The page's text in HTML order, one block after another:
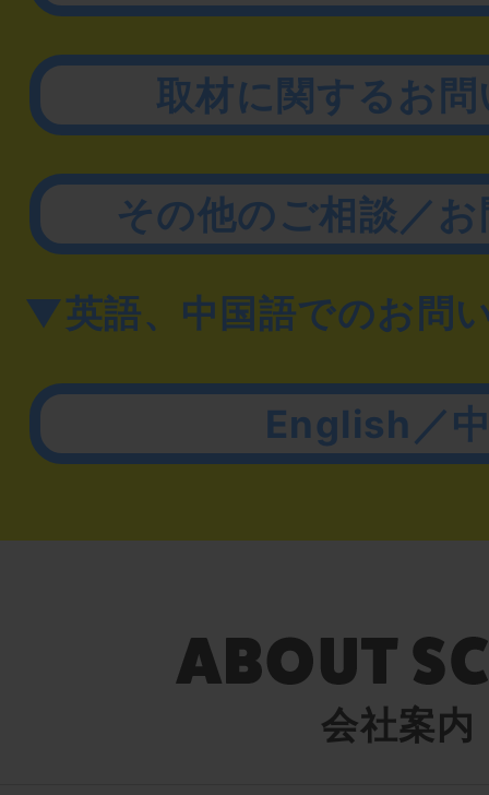
取材に関するお
その他のご相談／
▼英語、中国語でのお問
English／
会社案内